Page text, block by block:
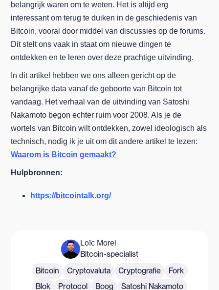
belangrijk waren om te weten. Het is altijd erg
interessant om terug te duiken in de geschiedenis van
Bitcoin, vooral door middel van discussies op de forums.
Dit stelt ons vaak in staat om nieuwe dingen te
ontdekken en te leren over deze prachtige uitvinding.
In dit artikel hebben we ons alleen gericht op de
belangrijke data vanaf de geboorte van Bitcoin tot
vandaag. Het verhaal van de uitvinding van Satoshi
Nakamoto begon echter ruim voor 2008. Als je de
wortels van Bitcoin wilt ontdekken, zowel ideologisch als
technisch, nodig ik je uit om dit andere artikel te lezen:
Waarom is Bitcoin gemaakt?
Hulpbronnen:
https://bitcointalk.org/
Loïc Morel
Bitcoin-specialist
Bitcoin
Cryptovaluta Cryptografie
Fork
Blok
Protocol Boog
Satoshi Nakamoto